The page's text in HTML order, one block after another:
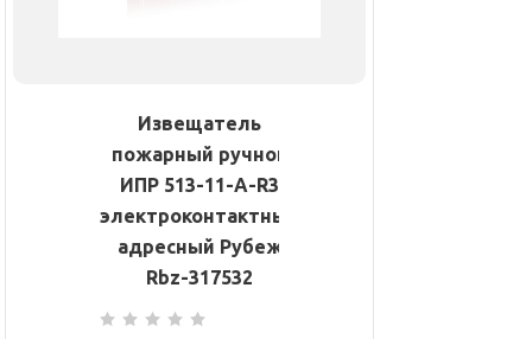
Извещатель
пожарный ручной
ИПР 513-11-А-R3
электроконтактный
адресный Рубеж
Rbz-317532